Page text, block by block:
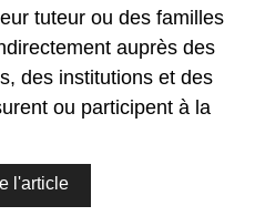
tuteur ou des familles
auprès des
des institutions et des
ou participent à la
l'article